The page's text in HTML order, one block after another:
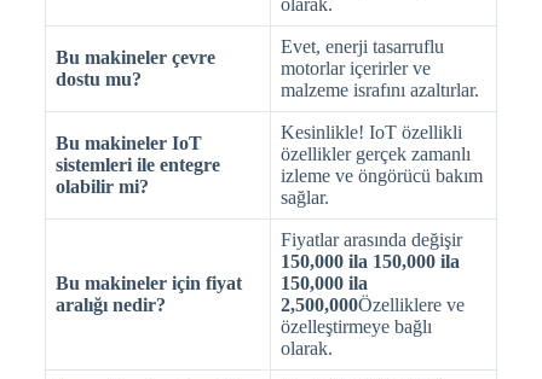
olarak.
Bu makineler çevre
dostu mu?
Evet, enerji tasarruflu
motorlar içerirler ve
malzeme israfını azaltırlar.
Bu makineler IoT
sistemleri ile entegre
olabilir mi?
Kesinlikle! IoT özellikli
özellikler gerçek zamanlı
izleme ve öngörücü bakım
sağlar.
Bu makineler için fiyat
aralığı nedir?
Fiyatlar arasında değişir
150,000 ila 150,000 ila
150,000 ila
2,500,000Özelliklere ve
özelleştirmeye bağlı
olarak.